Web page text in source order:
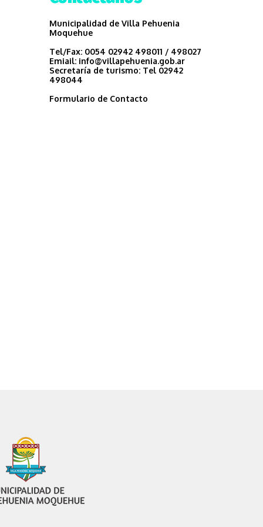
Municipalidad de Villa Pehuenia
Moquehue
Tel/Fax:0054 02942 498011 / 498027
Emiail:info@villapehuenia.gob.ar
Secretaría de turismo:Tel 02942
498044
Formulario de Contacto